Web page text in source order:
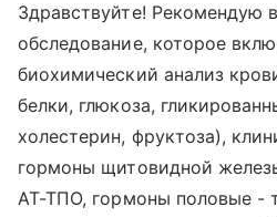
Здравствуйте! Рекомендую
обследование, которое
биохимический анализ
белки, глюкоза,
холестерин, фруктоза),
гормоны щитовидной
АТ-ТПО, гормоны половые -